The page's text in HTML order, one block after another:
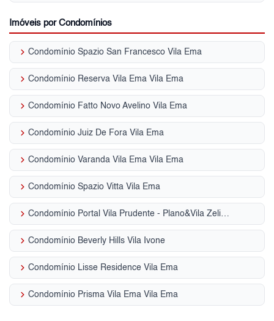
Imóveis por Condomínios
keyboard_arrow_right Condomínio Spazio San Francesco Vila Ema
keyboard_arrow_right Condomínio Reserva Vila Ema Vila Ema
keyboard_arrow_right Condomínio Fatto Novo Avelino Vila Ema
keyboard_arrow_right Condomínio Juiz De Fora Vila Ema
keyboard_arrow_right Condomínio Varanda Vila Ema Vila Ema
keyboard_arrow_right Condomínio Spazio Vitta Vila Ema
keyboard_arrow_right Condomínio Portal Vila Prudente - Plano&Vila Zelina Vila Graciosa
keyboard_arrow_right Condomínio Beverly Hills Vila Ivone
keyboard_arrow_right Condomínio Lisse Residence Vila Ema
keyboard_arrow_right Condomínio Prisma Vila Ema Vila Ema